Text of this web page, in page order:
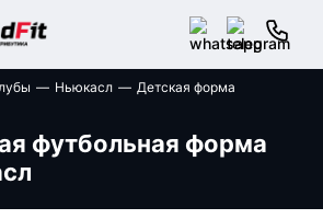
Ньюкасл Детская форма
футбольная форма